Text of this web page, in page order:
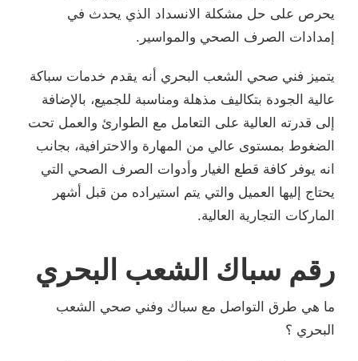
يحرص على حل مشكلة الانسداد الذي يحدث في
إمدادات الصرف الصحي والمواسير.
يتميز فني صحي الشعب البحري أنه يقدم خدمات سباكة
عالية الجودة بتكاليف مذهلة ومناسبة للجميع، بالإضافة
إلى قدرته العالية على التعامل مع الطوارئ والعمل تحت
الضغوط بمستوى عالي من المهارة والاحترافية، بجانب
انه يوفر كافة قطع الغيار وأدوات الصرف الصحي التي
يحتاج إليها العميل والتي يتم استيراده من قبل أشهر
الماركات التجارية العالية.
رقم سباك الشعب البحري
ما هي طرق التواصل مع سباك وفني صحي الشعب
البحري ؟